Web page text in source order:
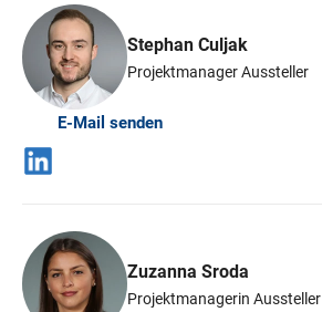
Stephan Culjak
Projektmanager Aussteller
E-Mail senden
Zuzanna Sroda
Projektmanagerin Aussteller